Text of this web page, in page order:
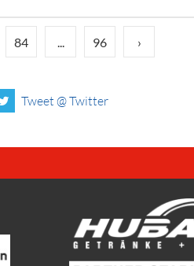
84 ... 96 ›
Tweet @ Twitter